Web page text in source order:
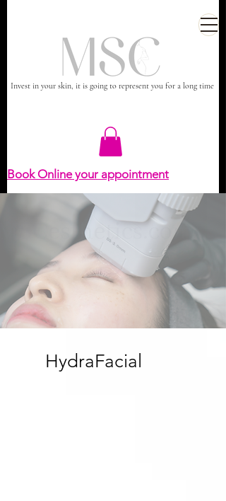
Invest in your skin, it is going to represent you for a long time
Book Online your appointment
HydraFacial